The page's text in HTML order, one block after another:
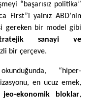
“başarısız politika”
First”i yalnız ABD’nin
gereken bir model gibi
sanayi ve
bir çerçeve.
“hiper-
en ucuz emek,
jeo-ekonomik bloklar,